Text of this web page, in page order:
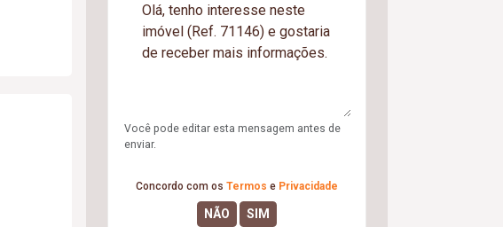
Você pode editar esta mensagem antes de
enviar.
Concordo com os Termos e Privacidade